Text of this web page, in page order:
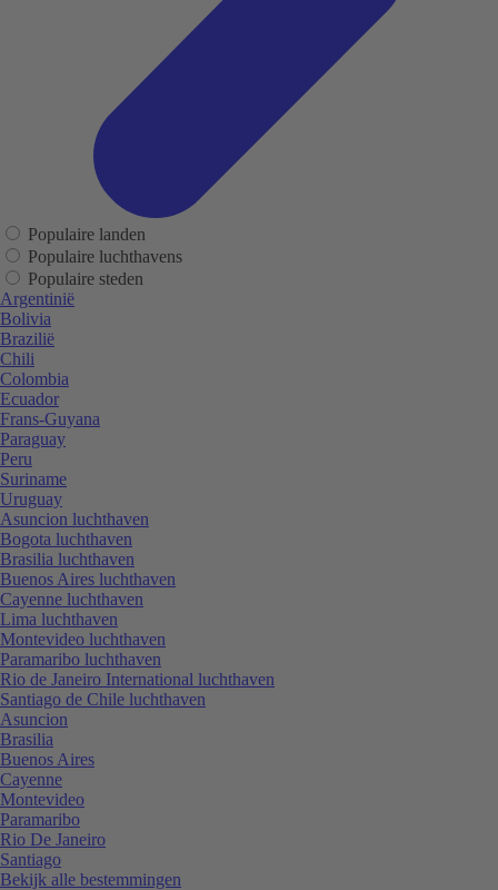
Populaire landen
Populaire luchthavens
Populaire steden
Argentinië
Bolivia
Brazilië
Chili
Colombia
Ecuador
Frans-Guyana
Paraguay
Peru
Suriname
Uruguay
Asuncion luchthaven
Bogota luchthaven
Brasilia luchthaven
Buenos Aires luchthaven
Cayenne luchthaven
Lima luchthaven
Montevideo luchthaven
Paramaribo luchthaven
Rio de Janeiro International luchthaven
Santiago de Chile luchthaven
Asuncion
Brasilia
Buenos Aires
Cayenne
Montevideo
Paramaribo
Rio De Janeiro
Santiago
Bekijk alle bestemmingen